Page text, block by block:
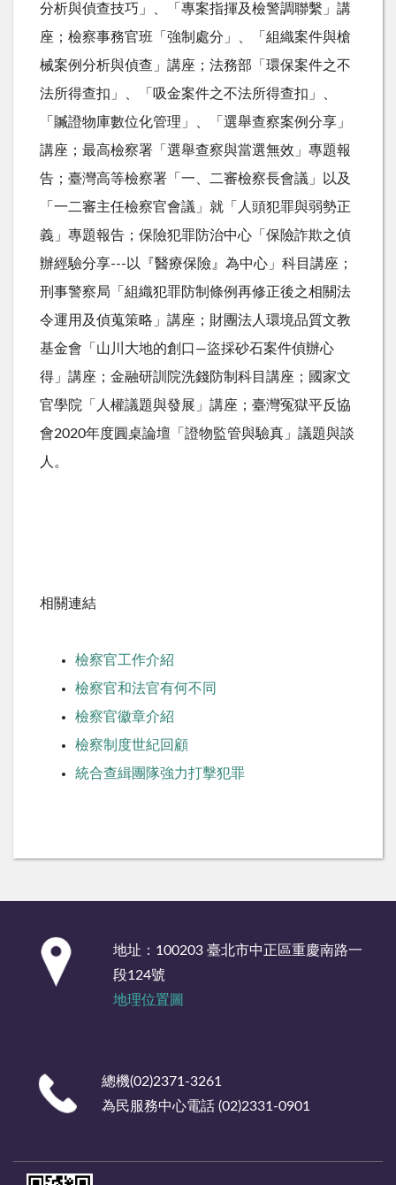
分析與偵查技巧」、「專案指揮及檢警調聯繫」講
座；檢察事務官班「強制處分」、「組織案件與槍
械案例分析與偵查」講座；法務部「環保案件之不
法所得查扣」、「吸金案件之不法所得查扣」、
「贓證物庫數位化管理」、「選舉查察案例分享」
講座；最高檢察署「選舉查察與當選無效」專題報
告；臺灣高等檢察署「一、二審檢察長會議」以及
「一二審主任檢察官會議」就「人頭犯罪與弱勢正
義」專題報告；保險犯罪防治中心「保險詐欺之偵
辦經驗分享---以『醫療保險』為中心」科目講座；
刑事警察局「組織犯罪防制條例再修正後之相關法
令運用及偵蒐策略」講座；財團法人環境品質文教
基金會「山川大地的創口—盜採砂石案件偵辦心
得」講座；金融研訓院洗錢防制科目講座；國家文
官學院「人權議題與發展」講座；臺灣冤獄平反協
會2020年度圓桌論壇「證物監管與驗真」議題與談
人。
相關連結
檢察官工作介紹
檢察官和法官有何不同
檢察官徽章介紹
檢察制度世紀回顧
統合查緝團隊強力打擊犯罪
地址：100203 臺北市中正區重慶南路一
段124號
地理位置圖
總機(02)2371-3261
為民服務中心電話 (02)2331-0901